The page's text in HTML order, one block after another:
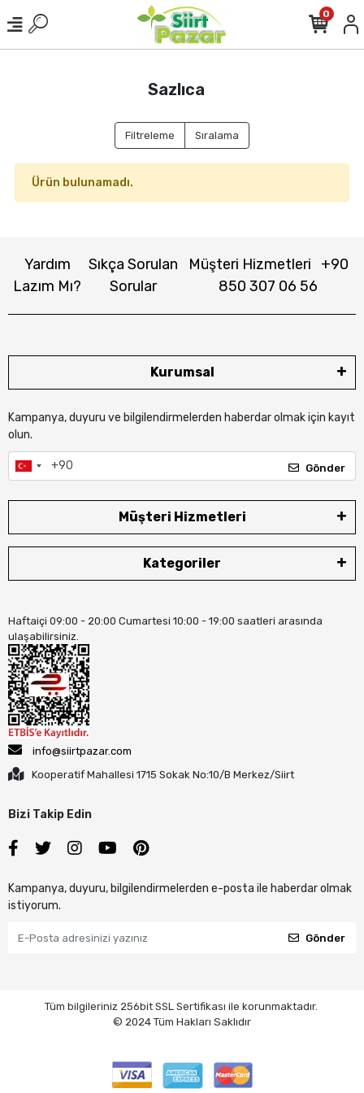
0
Sazlıca
Filtreleme Sıralama
Ürün bulunamadı.
Yardım
Lazım Mı?
Sıkça Sorulan
Sorular
Müşteri Hizmetleri
+90
850 307 06 56
Kurumsal
Kampanya, duyuru ve bilgilendirmelerden haberdar olmak için kayıt
olun.
Gönder
Müşteri Hizmetleri
Kategoriler
Haftaiçi 09:00 - 20:00 Cumartesi 10:00 - 19:00 saatleri arasında
ulaşabilirsiniz.
info@siirtpazar.com
Kooperatif Mahallesi 1715 Sokak No:10/B Merkez/Siirt
Bizi Takip Edin
Kampanya, duyuru, bilgilendirmelerden e-posta ile haberdar olmak
istiyorum.
Gönder
Tüm bilgileriniz 256bit SSL Sertifikası ile korunmaktadır.
© 2024 Tüm Hakları Saklıdır